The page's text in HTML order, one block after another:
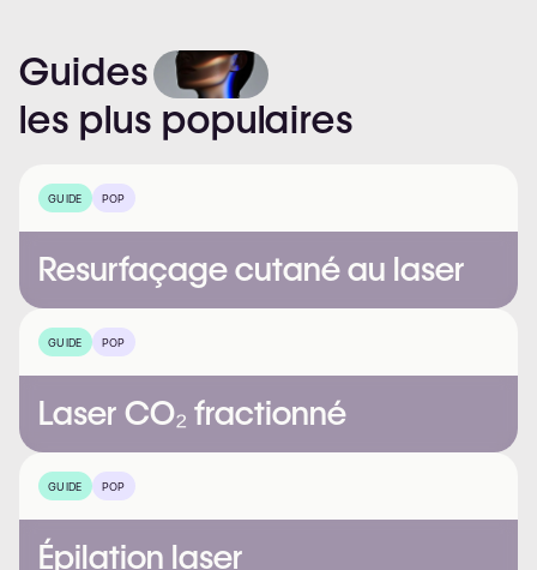
Guides
les plus populaires
GUIDE POP
Resurfaçage cutané au laser
GUIDE POP
Laser CO₂ fractionné
GUIDE POP
Épilation laser